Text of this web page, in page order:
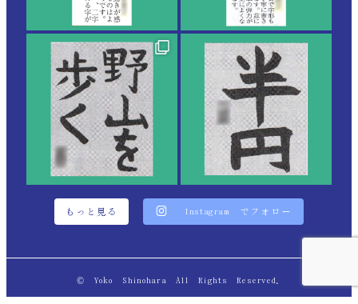
もっと見る Instagram でフォロー
© Yoko Shinohara All Rights Reserved.